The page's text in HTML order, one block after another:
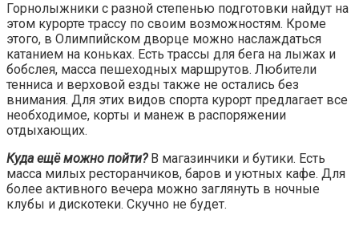
Горнолыжники с разной степенью подготовки найдут на
этом курорте трассу по своим возможностям. Кроме
этого, в Олимпийском дворце можно наслаждаться
катанием на коньках. Есть трассы для бега на лыжах и
бобслея, масса пешеходных маршрутов. Любители
тенниса и верховой езды также не остались без
внимания. Для этих видов спорта курорт предлагает все
необходимое, корты и манеж в распоряжении
отдыхающих.
Куда ещё можно пойти? В магазинчики и бутики. Есть
масса милых ресторанчиков, баров и уютных кафе. Для
более активного вечера можно заглянуть в ночные
клубы и дискотеки. Скучно не будет.